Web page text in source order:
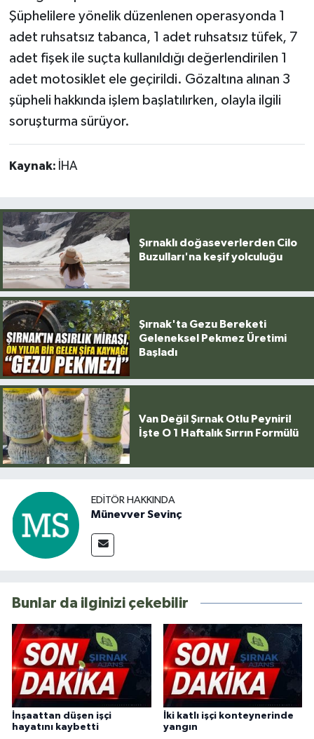
Şüphelilere yönelik düzenlenen operasyonda 1
adet ruhsatsız tabanca, 1 adet ruhsatsız tüfek, 7
adet fişek ile suçta kullanıldığı değerlendirilen 1
adet motosiklet ele geçirildi. Gözaltına alınan 3
şüpheli hakkında işlem başlatılırken, olayla ilgili
soruşturma sürüyor.
Kaynak: İHA
Şırnaklı doğaseverlerden Cilo
Buzulları'na keşif yolculuğu
Şırnak'ta Gezu Bereketi
Geleneksel Pekmez Üretimi
Başladı
Van Değil Şırnak Otlu Peyniri!
İşte O 1 Haftalık Sırrın Formülü
EDITÖR HAKKINDA
Münevver Sevinç
Bunlar da ilginizi çekebilir
İnşaattan düşen işçi
hayatını kaybetti
İki katlı işçi konteynerinde
yangın